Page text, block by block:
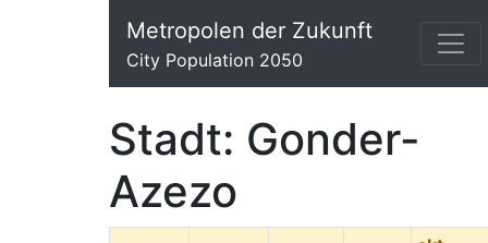
Metropolen der Zukunft
City Population 2050
Stadt: Gonder-
Azezo